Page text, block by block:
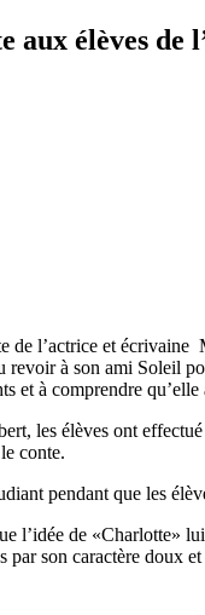
aux élèves de
de l’actrice et
à son ami Soleil
et à comprendre
les élèves ont
conte.
pendant que les
l’idée de «Charlotte»
son caractère doux